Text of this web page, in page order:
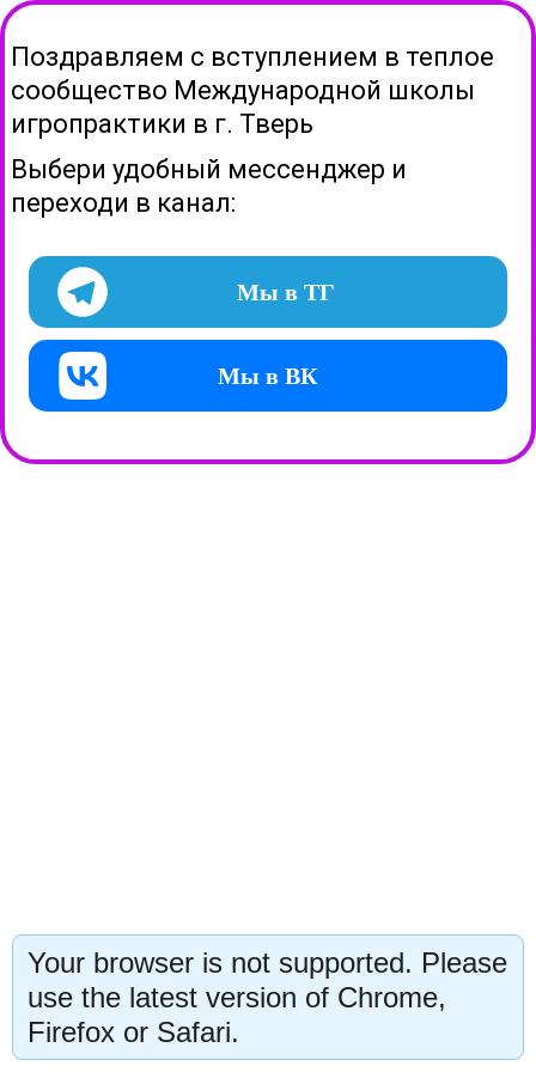
Поздравляем с вступлением в теплое
сообщество Международной школы
игропрактики в г. Тверь
Выбери удобный мессенджер и
переходи в канал:
Мы в ТГ
Мы в ВК
Your browser is not supported. Please
use the latest version of Chrome,
Firefox or Safari.